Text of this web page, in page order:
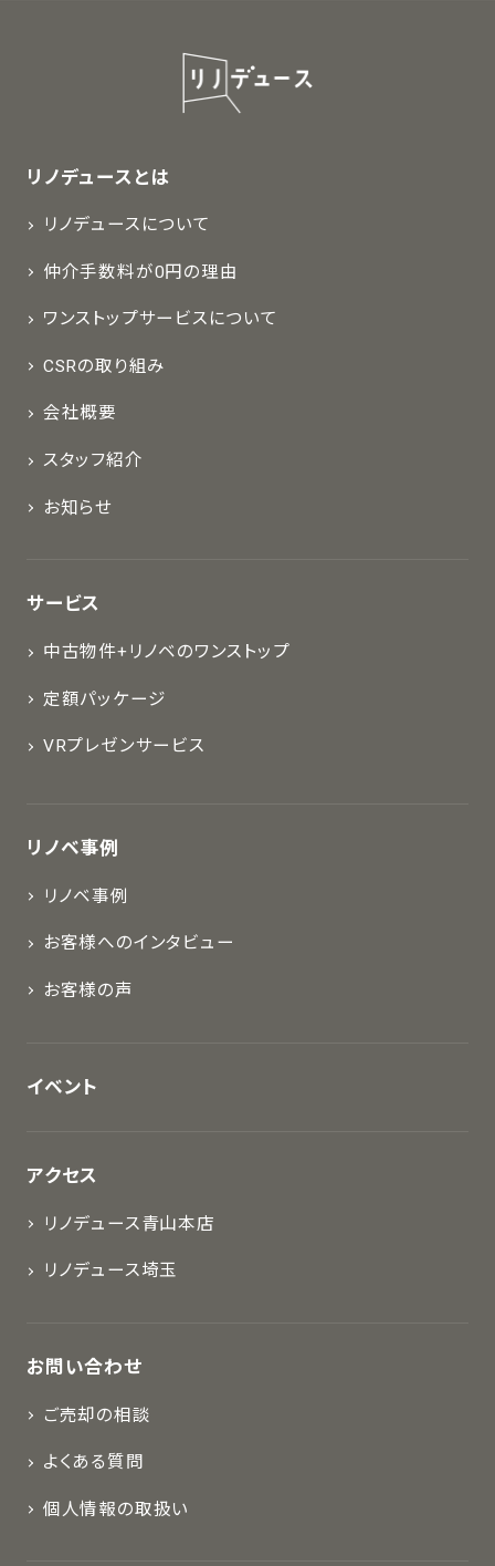
リノデュースとは
リノデュースについて
仲介手数料が0円の理由
ワンストップサービスについて
CSRの取り組み
会社概要
スタッフ紹介
お知らせ
サービス
中古物件+リノベのワンストップ
定額パッケージ
VRプレゼンサービス
リノベ事例
リノベ事例
お客様へのインタビュー
お客様の声
イベント
アクセス
リノデュース青山本店
リノデュース埼玉
お問い合わせ
ご売却の相談
よくある質問
個人情報の取扱い